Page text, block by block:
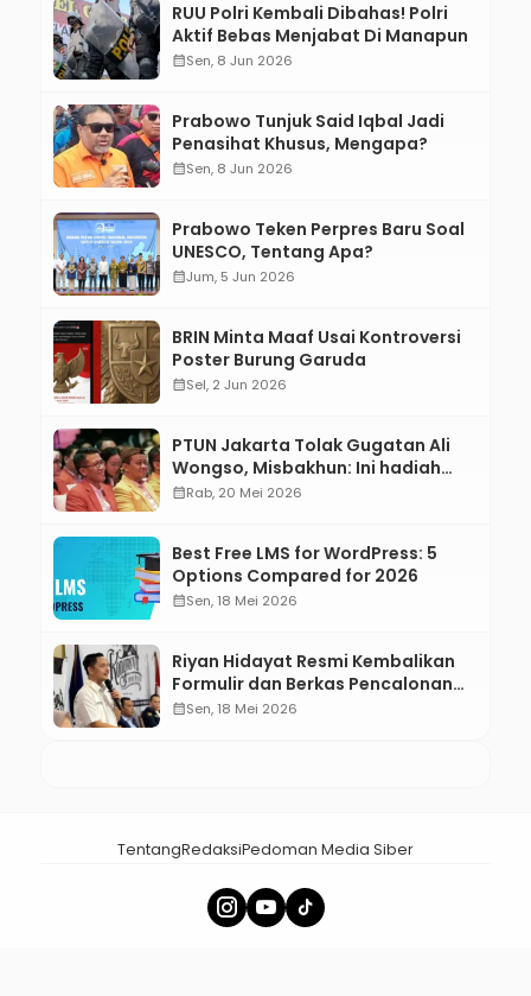
RUU Polri Kembali Dibahas! Polri
Aktif Bebas Menjabat Di Manapun
calendar_monthSen, 8 Jun 2026
Prabowo Tunjuk Said Iqbal Jadi
Penasihat Khusus, Mengapa?
calendar_monthSen, 8 Jun 2026
Prabowo Teken Perpres Baru Soal
UNESCO, Tentang Apa?
calendar_monthJum, 5 Jun 2026
BRIN Minta Maaf Usai Kontroversi
Poster Burung Garuda
calendar_monthSel, 2 Jun 2026
PTUN Jakarta Tolak Gugatan Ali
Wongso, Misbakhun: Ini hadiah
Ulang Tahun Ke-66 SOKSI
calendar_monthRab, 20 Mei 2026
Best Free LMS for WordPress: 5
Options Compared for 2026
calendar_monthSen, 18 Mei 2026
Riyan Hidayat Resmi Kembalikan
Formulir dan Berkas Pencalonan
Ketua Umum BM PAN 2026–2031
calendar_monthSen, 18 Mei 2026
TentangRedaksiPedoman Media Siber